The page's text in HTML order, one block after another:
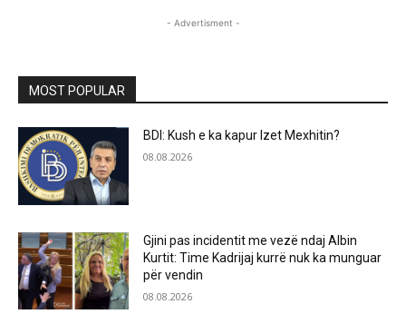
- Advertisment -
MOST POPULAR
BDI: Kush e ka kapur Izet Mexhitin?
08.08.2026
Gjini pas incidentit me vezë ndaj Albin
Kurtit: Time Kadrijaj kurrë nuk ka munguar
për vendin
08.08.2026